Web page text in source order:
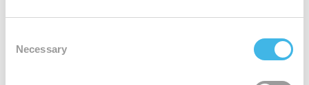
Selection
Necessary